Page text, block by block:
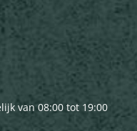
van 08:00 tot 19:00